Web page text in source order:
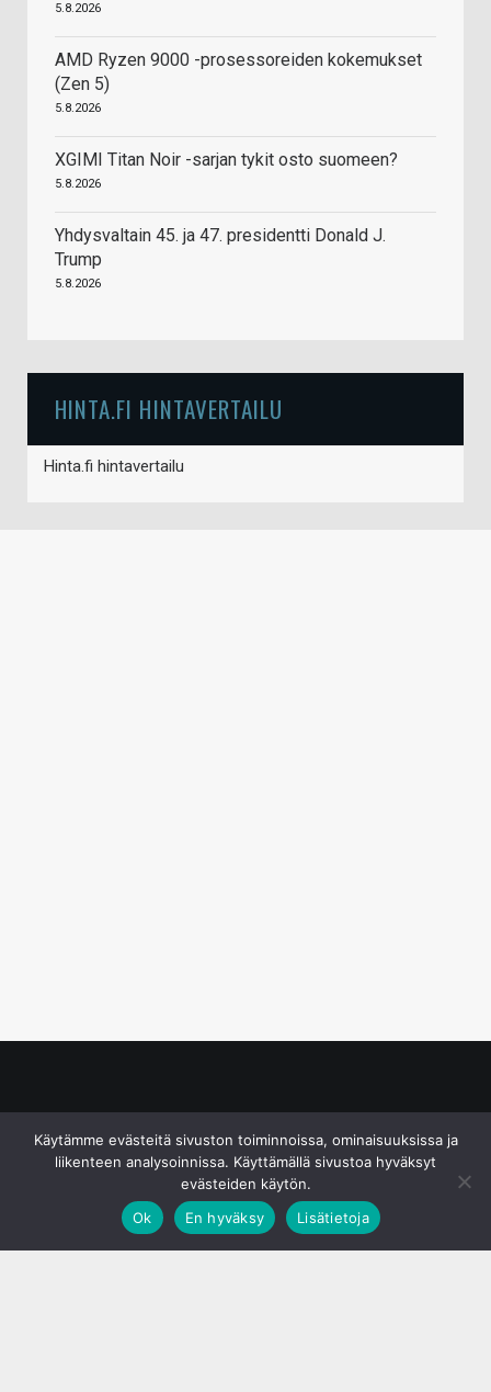
5.8.2026
AMD Ryzen 9000 -prosessoreiden kokemukset
(Zen 5)
5.8.2026
XGIMI Titan Noir -sarjan tykit osto suomeen?
5.8.2026
Yhdysvaltain 45. ja 47. presidentti Donald J.
Trump
5.8.2026
HINTA.FI HINTAVERTAILU
Hinta.fi hintavertailu
Käytämme evästeitä sivuston toiminnoissa, ominaisuuksissa ja
liikenteen analysoinnissa. Käyttämällä sivustoa hyväksyt
evästeiden käytön.
Ok
En hyväksy Lisätietoja